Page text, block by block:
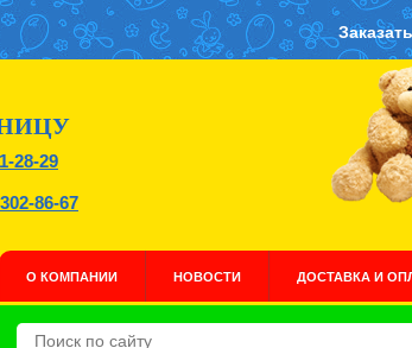
28-29
86-67
О КОМПАНИИ НОВОСТИ ДОСТАВКА И